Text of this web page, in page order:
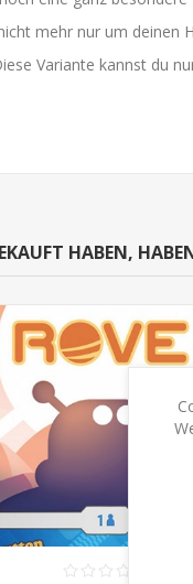
mehr nur um
Variante kannst du
HABEN,